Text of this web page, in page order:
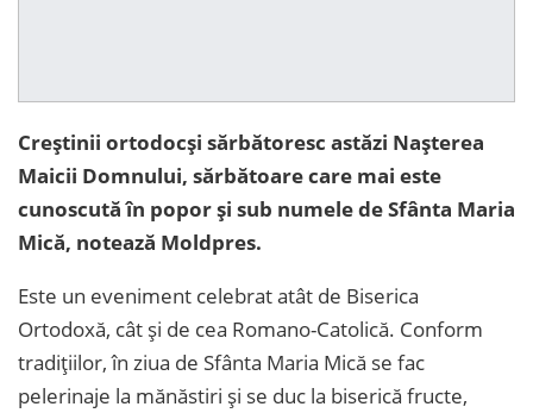
Creștinii ortodocși sărbătoresc astăzi Nașterea
Maicii Domnului, sărbătoare care mai este
cunoscută în popor și sub numele de Sfânta Maria
Mică, notează Moldpres.
Este un eveniment celebrat atât de Biserica
Ortodoxă, cât și de cea Romano-Catolică. Conform
tradițiilor, în ziua de Sfânta Maria Mică se fac
pelerinaje la mănăstiri și se duc la biserică fructe,